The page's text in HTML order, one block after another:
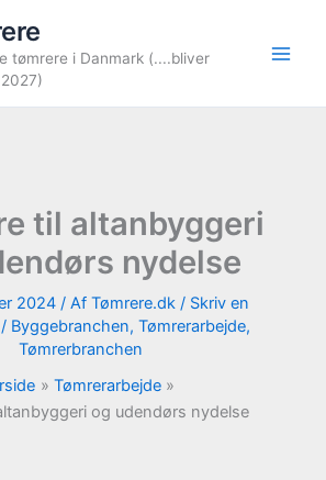
tømrere i Danmark (....bliver
til altanbyggeri
nydelse
2024 / Af Tømrere.dk / Skriv en
/ Byggebranchen, Tømrerarbejde,
Tømrerbranchen
Tømrerarbejde
og udendørs nydelse